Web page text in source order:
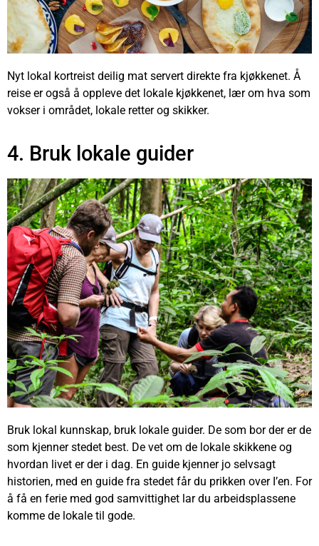
Nyt lokal kortreist deilig mat servert direkte fra kjøkkenet. Å
reise er også å oppleve det lokale kjøkkenet, lær om hva som
vokser i området, lokale retter og skikker.
4. Bruk lokale guider
Bruk lokal kunnskap, bruk lokale guider. De som bor der er de
som kjenner stedet best. De vet om de lokale skikkene og
hvordan livet er der i dag. En guide kjenner jo selvsagt
historien, med en guide fra stedet får du prikken over I’en. For
å få en ferie med god samvittighet lar du arbeidsplassene
komme de lokale til gode.